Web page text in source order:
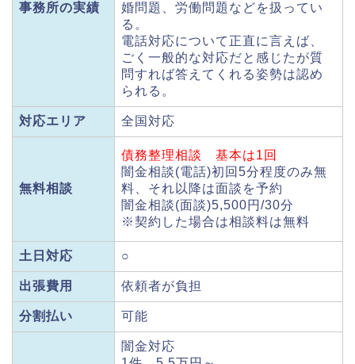
事務所の実績
婚問題、労働問題などを扱ってい
る。
電話対応について正直に言えば、
ごく一般的な対応だと感じたが質
問すれば答えてくれる姿勢は認め
られる。
対応エリア 全国対応
無料相談
債務整理相談
基本は1回
闇金相談(電話)初回5分程度のみ無
料、それ以降は面談を予約
闇金相談(面談)5,500円/30分
※契約した場合は相談料は無料
土日対応 ○
出張費用 依頼者が負担
分割払い 可能
闇金対応